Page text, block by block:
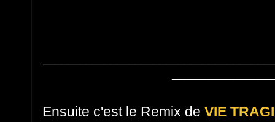
Ensuite c'est le Remix deVIE